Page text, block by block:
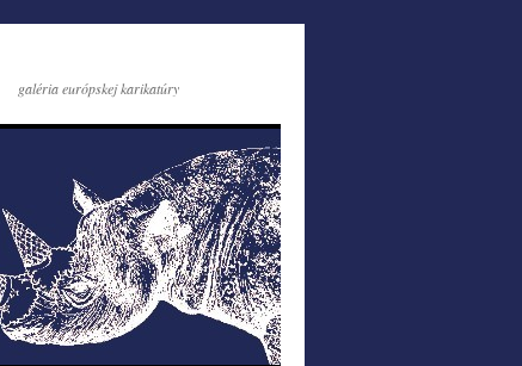
galéria európskej karikatúry